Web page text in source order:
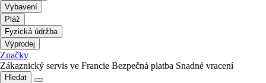
Vybavení
Pláž
Fyzická údržba
Výprodej
Značky
Zákaznický servis ve Francie Bezpečná platba Snadné vracení
Hledat